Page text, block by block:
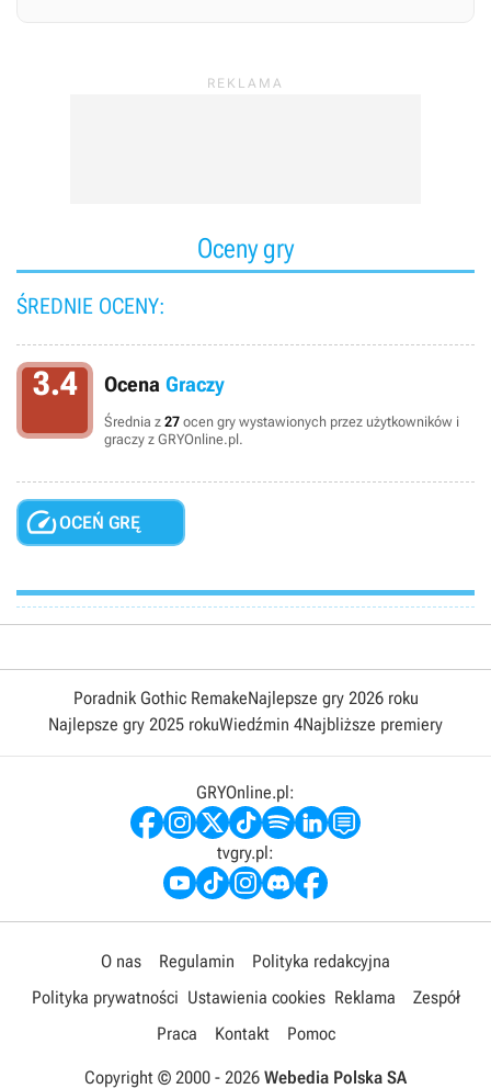
Oceny gry
ŚREDNIE OCENY:
3.4 Ocena Graczy
Średnia z 27 ocen gry wystawionych przez użytkowników i
graczy z GRYOnline.pl.
OCEŃ GRĘ
Poradnik Gothic RemakeNajlepsze gry 2026 roku
Najlepsze gry 2025 rokuWiedźmin 4Najbliższe premiery
GRYOnline.pl:
tvgry.pl:
O nas Regulamin
Polityka redakcyjna
Polityka prywatności Ustawienia cookies Reklama
Zespół
Praca
Kontakt Pomoc
Copyright © 2000 - 2026 Webedia Polska SA